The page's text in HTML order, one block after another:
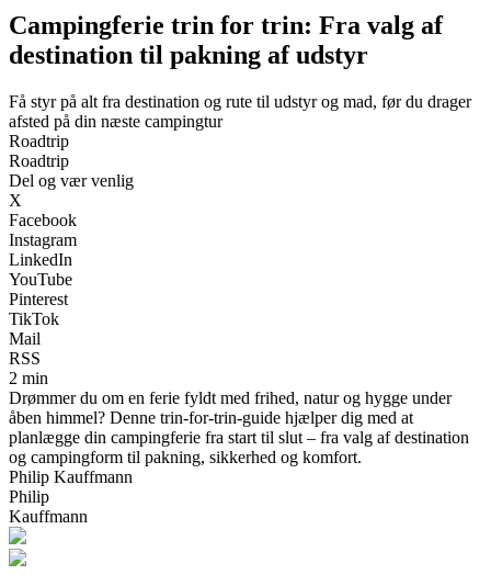
Campingferie trin for trin: Fra valg af
destination til pakning af udstyr
Få styr på alt fra destination og rute til udstyr og mad, før du drager
afsted på din næste campingtur
Roadtrip
Roadtrip
Del og vær venlig
X
Facebook
Instagram
LinkedIn
YouTube
Pinterest
TikTok
Mail
RSS
2 min
Drømmer du om en ferie fyldt med frihed, natur og hygge under
åben himmel? Denne trin-for-trin-guide hjælper dig med at
planlægge din campingferie fra start til slut – fra valg af destination
og campingform til pakning, sikkerhed og komfort.
Philip Kauffmann
Philip
Kauffmann